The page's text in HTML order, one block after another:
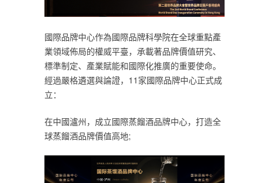
國際品牌中心作為國際品牌科學院在全球重點產
業領域佈局的權威平臺，承載著品牌價值研究、
標準制定、產業賦能和國際化推廣的重要使命。
經過嚴格遴選與論證，11家國際品牌中心正式成
立：
在中國瀘州，成立國際蒸餾酒品牌中心，打造全
球蒸餾酒品牌價值高地;